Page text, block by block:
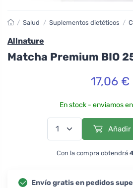
/ Salud / Suplementos dietéticos /
Allnature
Matcha Premium BIO
17,06 €
En stock - enviamos
Añadir
Con la compra obtendrá
Envío gratis en pedidos